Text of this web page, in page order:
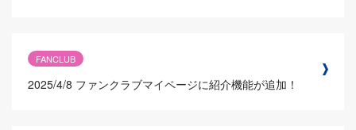
FANCLUB
2025/4/8 ファンクラブマイページに紹介機能が追加！